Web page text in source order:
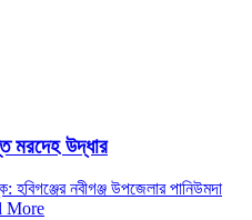
মরদেহ উদ্ধার
নবীগঞ্জ উপজেলার পানিউমদা
More